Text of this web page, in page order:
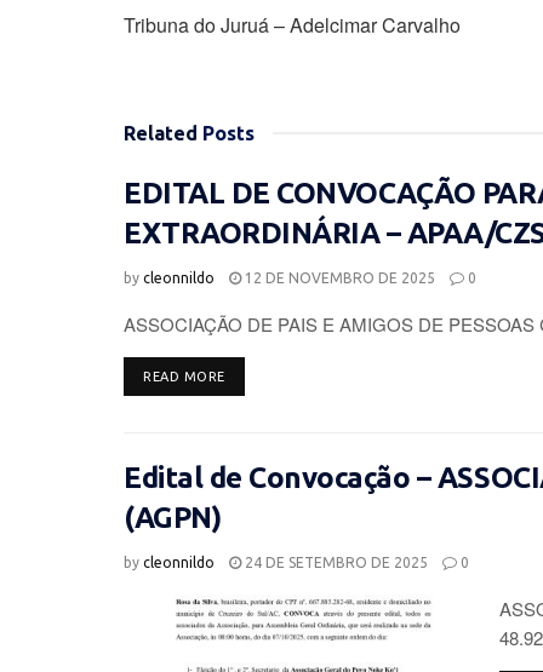
Tribuna do Juruá – Adelcimar Carvalho
Related Posts
EDITAL DE CONVOCAÇÃO
EXTRAORDINÁRIA – APAA/
by cleonnildo 12 DE NOVEMBRO DE 2025 0
ASSOCIAÇÃO DE PAIS E AMIGOS DE
READ MOREDETAILS
Edital de Convocação –
(AGPN)
by cleonnildo 24 DE SETEMBRO DE 2025 0